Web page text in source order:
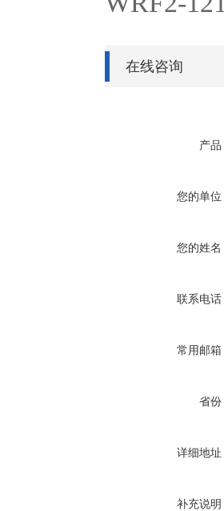
在线咨询
产品
您的单位
您的姓名
联系电话
常用邮箱
省份
详细地址
补充说明